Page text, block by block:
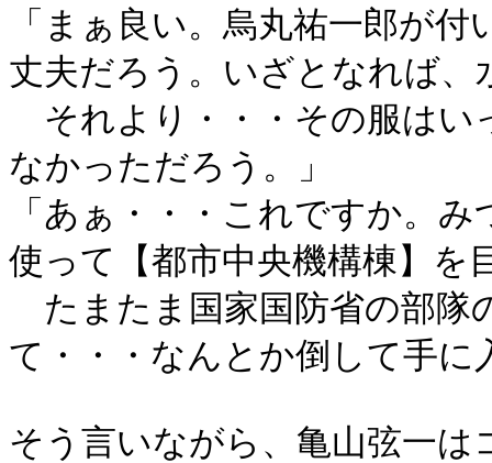
「まぁ良い。烏丸祐一郎が
丈夫だろう。いざとなれば、
それより・・・その服は
なかっただろう。」
「あぁ・・・これですか。
使って【都市中央機構棟】を
たまたま国家国防省の部隊
て・・・なんとか倒して手に
そう言いながら、亀山弦一は